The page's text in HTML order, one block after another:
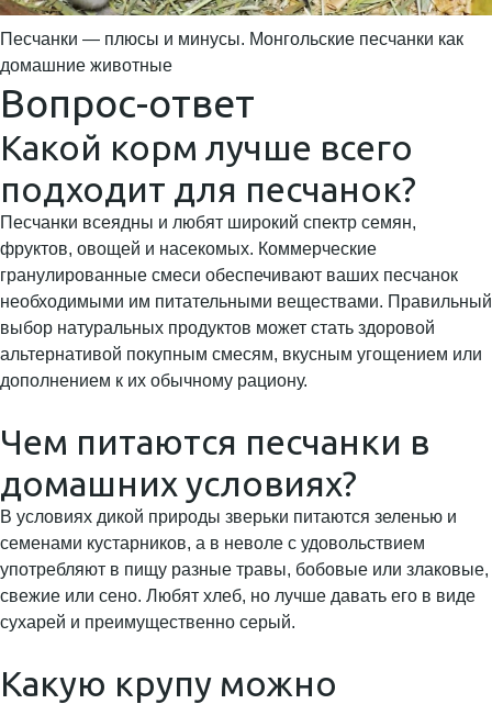
Песчанки — плюсы и минусы. Монгольские песчанки как
домашние животные
Вопрос-ответ
Какой корм лучше всего
подходит для песчанок?
Песчанки всеядны и любят широкий спектр семян,
фруктов, овощей и насекомых. Коммерческие
гранулированные смеси обеспечивают ваших песчанок
необходимыми им питательными веществами. Правильный
выбор натуральных продуктов может стать здоровой
альтернативой покупным смесям, вкусным угощением или
дополнением к их обычному рациону.
Чем питаются песчанки в
домашних условиях?
В условиях дикой природы зверьки питаются зеленью и
семенами кустарников, а в неволе с удовольствием
употребляют в пищу разные травы, бобовые или злаковые,
свежие или сено. Любят хлеб, но лучше давать его в виде
сухарей и преимущественно серый.
Какую крупу можно